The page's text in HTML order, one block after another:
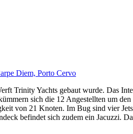
Trinity Yachts gebaut wurde. Das
sich die 12 Angestellten um
von 21 Knoten. Im Bug sind vier
befindet sich zudem ein Jacuzzi.